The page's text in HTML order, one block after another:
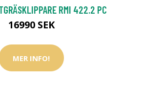
RMI 422.2 PC
16990 SEK
MER INFO!